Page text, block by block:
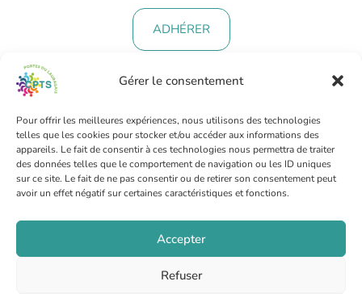
Gérer le consentement
Pour offrir les meilleures expériences, nous utilisons des technologies
telles que les cookies pour stocker et/ou accéder aux informations des
appareils. Le fait de consentir à ces technologies nous permettra de traiter
des données telles que le comportement de navigation ou les ID uniques
sur ce site. Le fait de ne pas consentir ou de retirer son consentement peut
avoir un effet négatif sur certaines caractéristiques et fonctions.
Accepter
Refuser
ADHÉRER
CPTS PORTES DU LAURAGAIS
6 rue Jean Ingres 31320 Castanet Tolosan
Secrétariat : 07 66 77 34 63